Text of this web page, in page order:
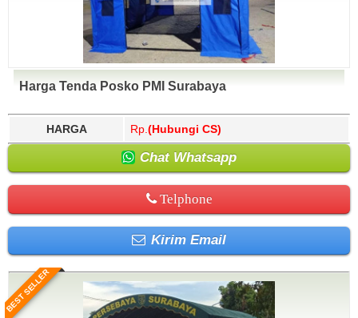
Harga Tenda Posko PMI Surabaya
HARGA Rp. (Hubungi CS)
Chat Whatsapp
Telphone
Kirim Email
BEST SELLER